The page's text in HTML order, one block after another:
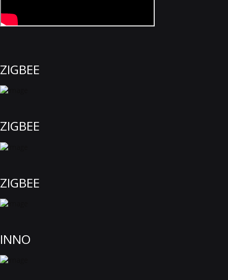
ZIGBEE
ZIGBEE
ZIGBEE
INNO